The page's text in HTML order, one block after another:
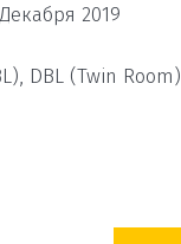
2019
DBL (Twin Room)